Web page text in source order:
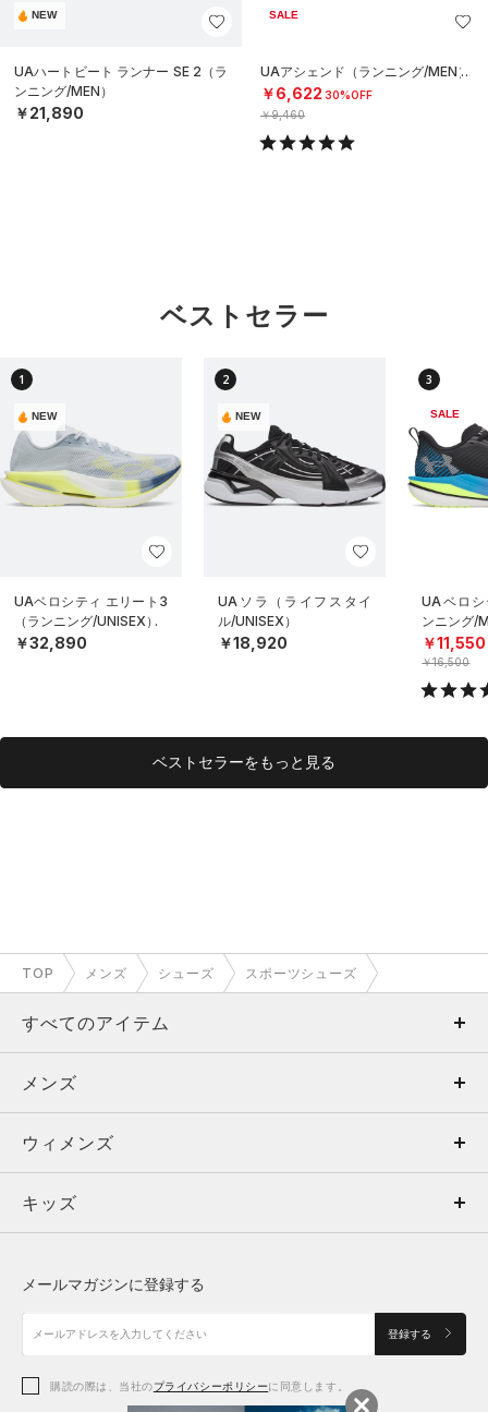
NEW
UAハートビート ランナー SE 2（ラ
ンニング/MEN）
￥21,890
SALE
UAアシェンド（ランニング/MEN）
￥6,622 30%OFF
￥9,460
ベストセラー
1
NEW
UAベロシティ エリート3
（ランニング/UNISEX）
￥32,890
2
NEW
UAソラ（ライフスタイ
ル/UNISEX）
￥18,920
3
SALE
UAベロ
ンニング/
￥11,550
￥16,500
ベストセラーをもっと見る
TOP メンズ シューズ スポーツシューズ
すべてのアイテム
メンズ
ウィメンズ
キッズ
アクセサリー
メンズ
トップス
ボトムス
アクセサリー
ウィメンズ
トップス
シューズ
アクセサリー
キッズ
シューズ
メールマガジンに登録する
登録する
購読の際は、当社のプライバシーポリシーに同意します。